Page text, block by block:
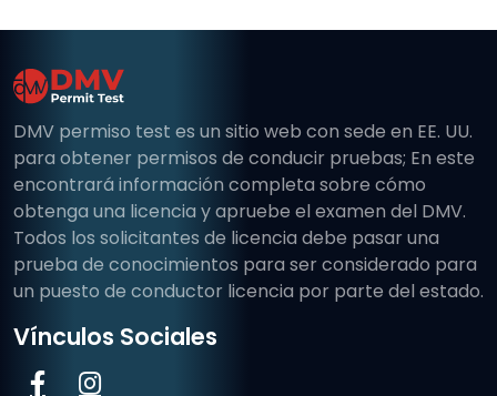
DMV permiso test es un sitio web con sede en EE. UU.
para obtener permisos de conducir pruebas; En este
encontrará información completa sobre cómo
obtenga una licencia y apruebe el examen del DMV.
Todos los solicitantes de licencia debe pasar una
prueba de conocimientos para ser considerado para
un puesto de conductor licencia por parte del estado.
Vínculos Sociales